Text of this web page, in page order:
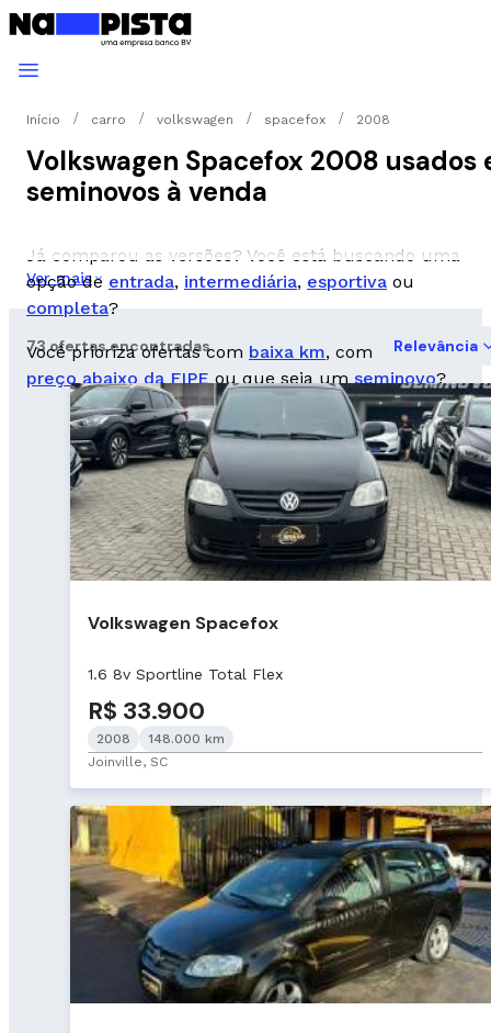
Início carro volkswagen spacefox 2008
Volkswagen Spacefox 2008 usados
seminovos à venda
Já comparou as versões? Você está buscando uma
opção de entrada, intermediária, esportiva ou
completa?
Você prioriza ofertas com baixa km, com
preço abaixo da FIPEou que seja umseminovo?
Ver mais
73 ofertas encontradas Relevância
Volkswagen Spacefox
1.6 8v Sportline Total Flex
R$ 33.900
2008
148.000 km
Joinville, SC